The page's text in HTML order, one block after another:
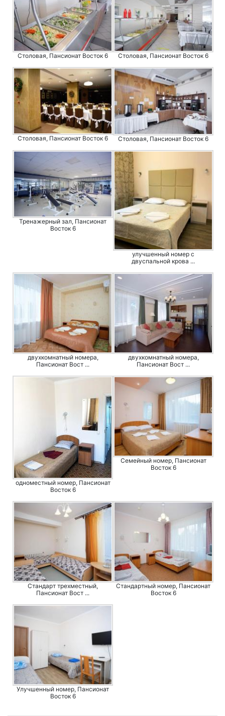
Столовая, Пансионат Восток 6 Столовая, Пансионат Восток 6
Столовая, Пансионат Восток 6 Столовая, Пансионат Восток 6
Тренажерный зал, Пансионат
Восток 6
улучшенный номер с
двуспальной крова ...
двухкомнатный номера,
Пансионат Вост ...
двухкомнатный номера,
Пансионат Вост ...
одноместный номер, Пансионат
Восток 6
Семейный номер, Пансионат
Восток 6
Стандарт трехместный,
Пансионат Вост ...
Стандартный номер, Пансионат
Восток 6
Улучшенный номер, Пансионат
Восток 6